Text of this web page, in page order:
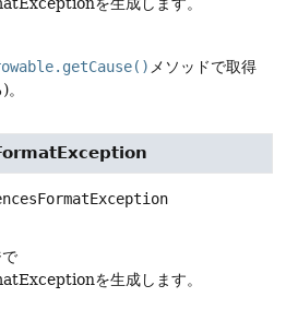
メソッドで取得
を生成します。